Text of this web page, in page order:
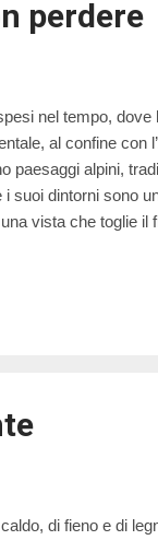
perdere
nel tempo, dove
al confine con
paesaggi alpini,
suoi dintorni sono
vista che toglie il
market, ma
di fieno e di